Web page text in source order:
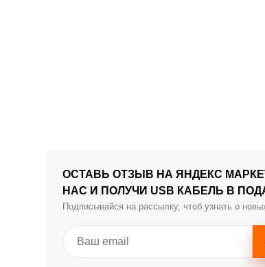
ОСТАВЬ ОТЗЫВ НА ЯНДЕКС
НАС И ПОЛУЧИ USB КАБЕЛЬ В
Подписывайся на рассылку, чтоб узнать о